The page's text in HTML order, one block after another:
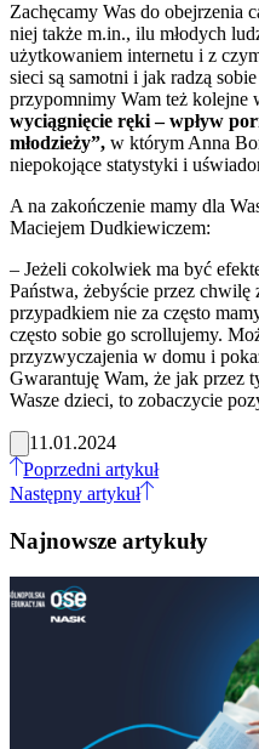
Zachęcamy Was do obejrzenia
niej także m.in., ilu młodych
użytkowaniem internetu i z
sieci są samotni i jak radzą
przypomnimy Wam też kolejne
wyciągnięcie ręki – wpływ
młodzieży”, w którym Anna
niepokojące statystyki i
A na zakończenie mamy dla
Maciejem Dudkiewiczem:
– Jeżeli cokolwiek ma być
Państwa, żebyście przez
przypadkiem nie za często
często sobie go scrollujemy.
przyzwyczajenia w domu i
Gwarantuję Wam, że jak przez
Wasze dzieci, to zobaczycie
11.01.2024
Poprzedni artykuł
Następny artykuł
Najnowsze artykuły